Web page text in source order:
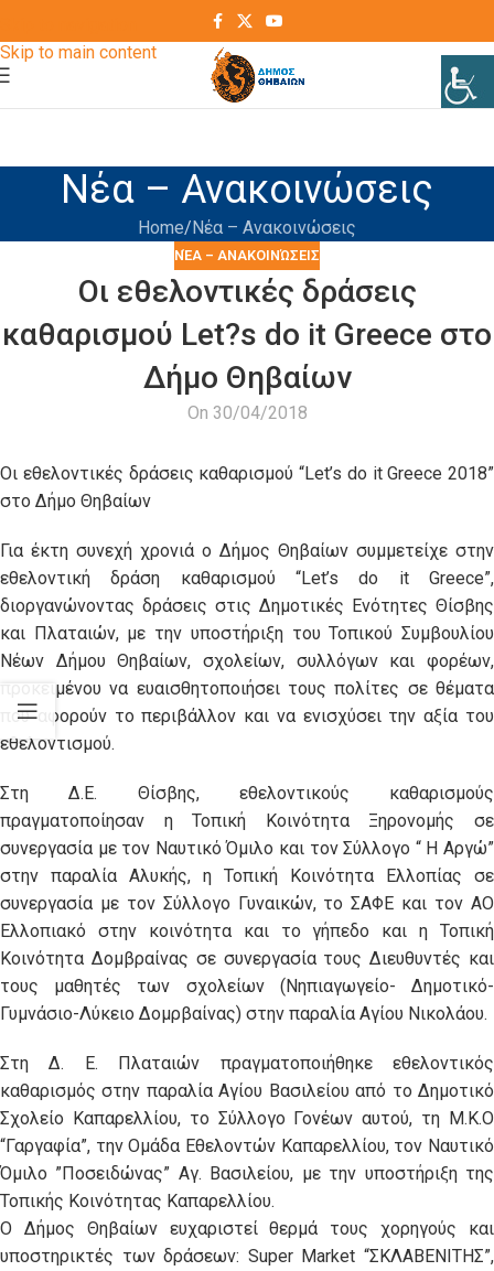
Skip to main content
Νέα – Ανακοινώσεις
Home Νέα – Ανακοινώσεις
ΝΈΑ – ΑΝΑΚΟΙΝΏΣΕΙΣ
Οι εθελοντικές δράσεις
καθαρισμού Let?s do it Greece στο
Δήμο Θηβαίων
On 30/04/2018
Οι εθελοντικές δράσεις καθαρισμού “Let’s do it Greece 2018”
στο Δήμο Θηβαίων
Για έκτη συνεχή χρονιά ο Δήμος Θηβαίων συμμετείχε στην
εθελοντική δράση καθαρισμού “Let’s do it Greece”,
διοργανώνοντας δράσεις στις Δημοτικές Ενότητες Θίσβης
και Πλαταιών, με την υποστήριξη του Τοπικού Συμβουλίου
Νέων Δήμου Θηβαίων, σχολείων, συλλόγων και φορέων,
προκειμένου να ευαισθητοποιήσει τους πολίτες σε θέματα
που αφορούν το περιβάλλον και να ενισχύσει την αξία του
εθελοντισμού.
Στη Δ.Ε. Θίσβης, εθελοντικούς καθαρισμούς
πραγματοποίησαν η Τοπική Κοινότητα Ξηρονομής σε
συνεργασία με τον Ναυτικό Όμιλο και τον Σύλλογο “ Η Αργώ”
στην παραλία Αλυκής, η Τοπική Κοινότητα Ελλοπίας σε
συνεργασία με τον Σύλλογο Γυναικών, το ΣΑΦΕ και τον ΑΟ
Ελλοπιακό στην κοινότητα και το γήπεδο και η Τοπική
Κοινότητα Δομβραίνας σε συνεργασία τους Διευθυντές και
τους μαθητές των σχολείων (Νηπιαγωγείο- Δημοτικό-
Γυμνάσιο-Λύκειο Δομρβαίνας) στην παραλία Αγίου Νικολάου.
Στη Δ. Ε. Πλαταιών πραγματοποιήθηκε εθελοντικός
καθαρισμός στην παραλία Αγίου Βασιλείου από το Δημοτικό
Σχολείο Καπαρελλίου, το Σύλλογο Γονέων αυτού, τη Μ.Κ.Ο
“Γαργαφία”, την Ομάδα Εθελοντών Καπαρελλίου, τον Ναυτικό
Όμιλο ”Ποσειδώνας” Αγ. Βασιλείου, με την υποστήριξη της
Τοπικής Κοινότητας Καπαρελλίου.
Ο Δήμος Θηβαίων ευχαριστεί θερμά τους χορηγούς και
υποστηρικτές των δράσεων: Super Market “ΣΚΛΑΒΕΝΙΤΗΣ”,